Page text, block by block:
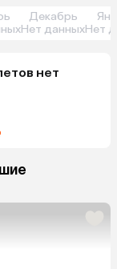
Декабрь
Нет данныхНет
нет